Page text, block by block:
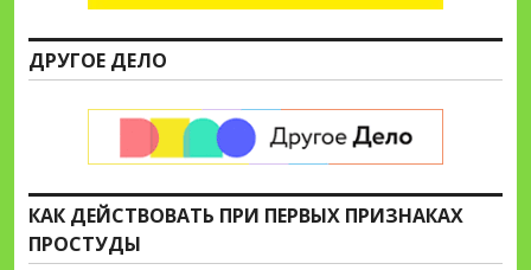
ДРУГОЕ ДЕЛО
КАК ДЕЙСТВОВАТЬ ПРИ ПЕРВЫХ ПРИЗНАКАХ
ПРОСТУДЫ